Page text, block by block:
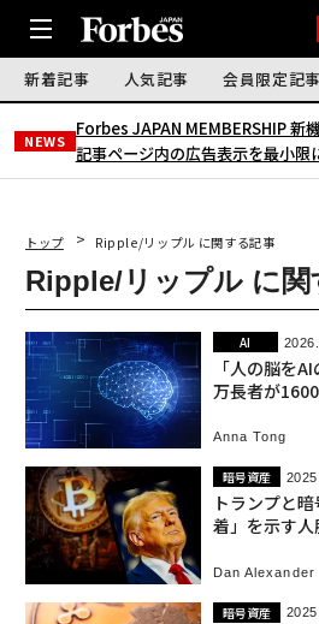
新着記事 人気記事 会員限定記事
NEWS
Forbes JAPAN MEMBERSHIP 新
記事ページ内の広告表示を最小限
トップ Ripple/リップル に関する記事
Ripple/リップル に関
AI
「人の脳を
万長者が
Anna Tong
暗号資産
トランプと
着」を示す
Dan Alexander
暗号資産